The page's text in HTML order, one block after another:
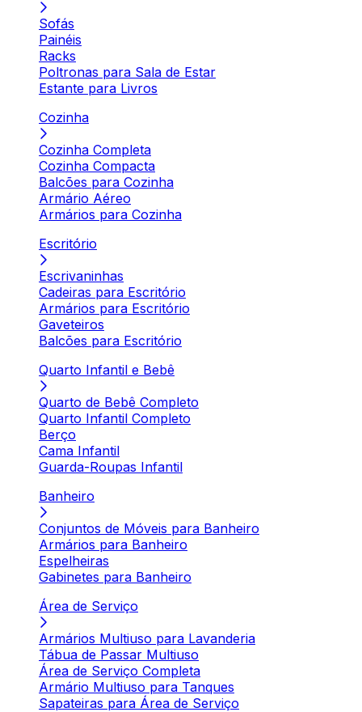
Sofás
Painéis
Racks
Poltronas para Sala de Estar
Estante para Livros
Cozinha
Cozinha Completa
Cozinha Compacta
Balcões para Cozinha
Armário Aéreo
Armários para Cozinha
Escritório
Escrivaninhas
Cadeiras para Escritório
Armários para Escritório
Gaveteiros
Balcões para Escritório
Quarto Infantil e Bebê
Quarto de Bebê Completo
Quarto Infantil Completo
Berço
Cama Infantil
Guarda-Roupas Infantil
Banheiro
Conjuntos de Móveis para Banheiro
Armários para Banheiro
Espelheiras
Gabinetes para Banheiro
Área de Serviço
Armários Multiuso para Lavanderia
Tábua de Passar Multiuso
Área de Serviço Completa
Armário Multiuso para Tanques
Sapateiras para Área de Serviço